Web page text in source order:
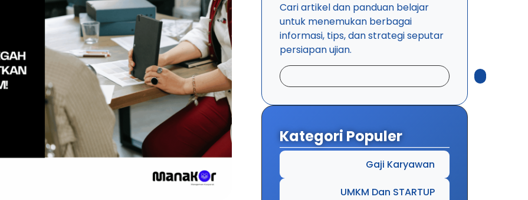
Cari artikel dan panduan belajar
untuk menemukan berbagai
informasi, tips, dan strategi seputar
persiapan ujian.
Kategori Populer
Gaji Karyawan
UMKM Dan STARTUP